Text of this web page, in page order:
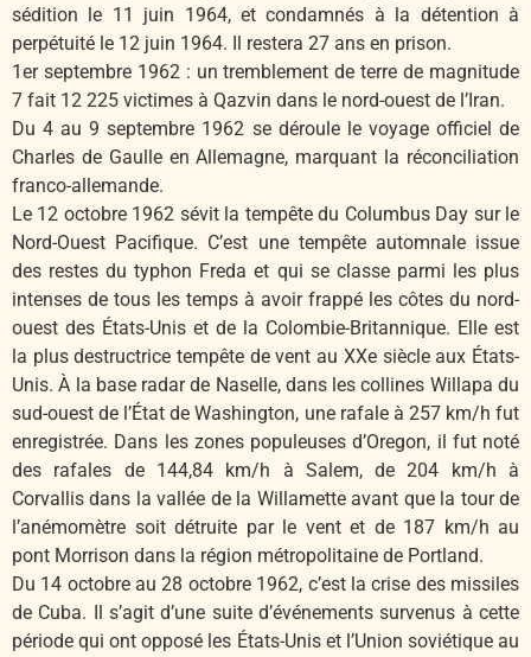
sédition le 11 juin 1964, et condamnés à la détention à
perpétuité le 12 juin 1964. Il restera 27 ans en prison.
1er septembre 1962 : un tremblement de terre de magnitude
7 fait 12 225 victimes à Qazvin dans le nord-ouest de l’Iran.
Du 4 au 9 septembre 1962 se déroule le voyage officiel de
Charles de Gaulle en Allemagne, marquant la réconciliation
franco-allemande.
Le 12 octobre 1962 sévit la tempête du Columbus Day sur le
Nord-Ouest Pacifique. C’est une tempête automnale issue
des restes du typhon Freda et qui se classe parmi les plus
intenses de tous les temps à avoir frappé les côtes du nord-
ouest des États-Unis et de la Colombie-Britannique. Elle est
la plus destructrice tempête de vent au XXe siècle aux États-
Unis. À la base radar de Naselle, dans les collines Willapa du
sud-ouest de l’État de Washington, une rafale à 257 km/h fut
enregistrée. Dans les zones populeuses d’Oregon, il fut noté
des rafales de 144,84 km/h à Salem, de 204 km/h à
Corvallis dans la vallée de la Willamette avant que la tour de
l’anémomètre soit détruite par le vent et de 187 km/h au
pont Morrison dans la région métropolitaine de Portland.
Du 14 octobre au 28 octobre 1962, c’est la crise des missiles
de Cuba. Il s’agit d’une suite d’événements survenus à cette
période qui ont opposé les États-Unis et l’Union soviétique au